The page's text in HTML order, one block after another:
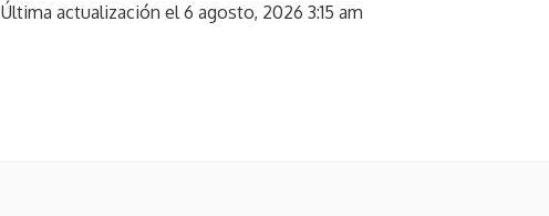
Última actualización el 6 agosto, 2026 3:15 am